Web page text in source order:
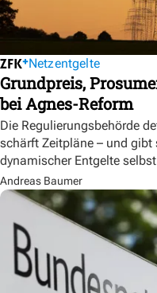
Netzentgelte
Grundpreis,
bei Agnes-Reform
Die Regulierungsbehörde
schärft Zeitpläne – und gibt
dynamischer Entgelte
Andreas Baumer